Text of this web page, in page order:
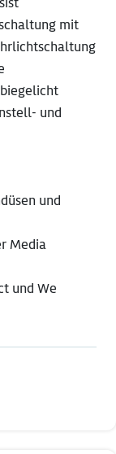
mit
und
und
Media
und We